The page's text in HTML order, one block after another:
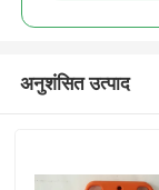
अनुशंसित उत्पाद